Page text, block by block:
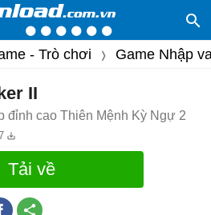
- Trò chơi Game Nhập
II
đỉnh cao Thiên Mệnh Kỳ Ngự 2
Tải về